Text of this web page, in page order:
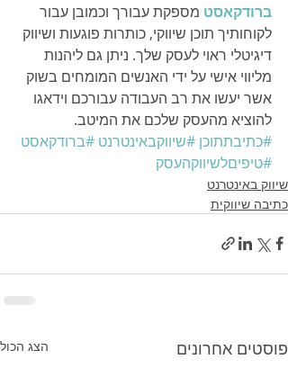
ברודקאסט מספקת עבורך וכמובן עבור
לקוחותיך תוכן שיווקי, כותרות פוגעות ושיווק
דיגיטלי ראוי לעסק שלך. ניתן גם ליהנות
מליווי אישי על ידי האנשים המומחים בשוק
אשר יעשו את רב העבודה עבורכם וידאגו
להוציא מהעסק שלכם את המיטב.
#כתיבתתוכן #שיווקבאינטרנט #ברודקאסט
#טיפיםלשיווקהעסק
שיווק באינטרנט
כתיבה שיווקית
פוסטים אחרונים הצג הכול